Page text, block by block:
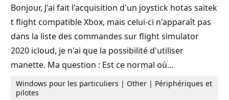
Bonjour, J'ai fait l'acquisition d'un joystick hotas saitek
t flight compatible Xbox, mais celui-ci n'apparaît pas
dans la liste des commandes sur flight simulator
2020 icloud, je n'ai que la possibilité d'utiliser
manette. Ma question : Est ce normal où…
Windows pour les particuliers | Other | Périphériques et
pilotes